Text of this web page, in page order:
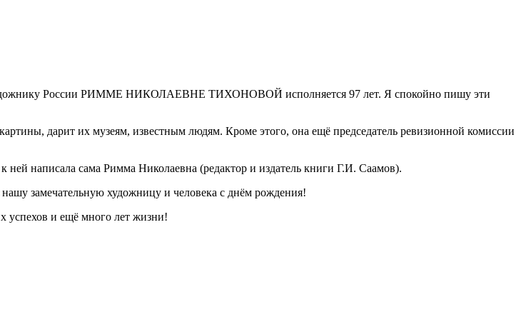
художнику России РИММЕ НИКОЛАЕВНЕ ТИХОНОВОЙ исполняется 97 лет. Я спокойно пишу эти
дарит их музеям, известным людям. Кроме этого, она ещё председатель ревизионной комиссии
ней написала сама Римма Николаевна (редактор и издатель книги Г.И. Саамов).
замечательную художницу и человека с днём рождения!
и ещё много лет жизни!